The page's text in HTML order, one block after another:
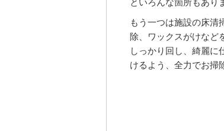
といろんな箇所もあり
もう一つは施設の床清
除、ワックスがけなど
しっかり回し、綺麗に
けるよう、全力でお掃